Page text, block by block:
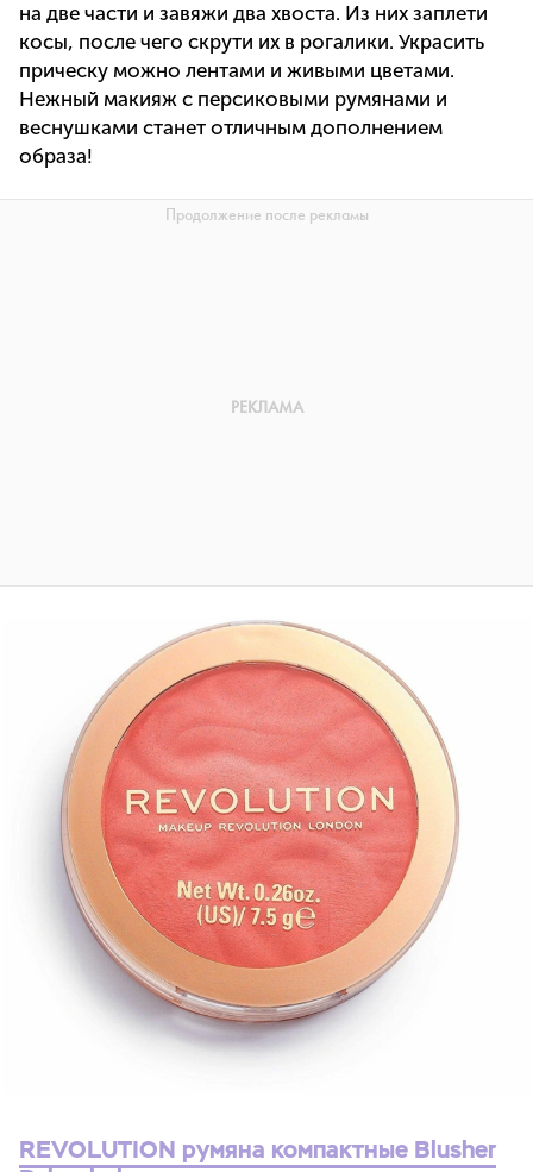
на две части и завяжи два хвоста. Из них заплети
косы, после чего скрути их в рогалики. Украсить
прическу можно лентами и живыми цветами.
Нежный макияж с персиковыми румянами и
веснушками станет отличным дополнением
образа!
REVOLUTION румяна компактные Blusher